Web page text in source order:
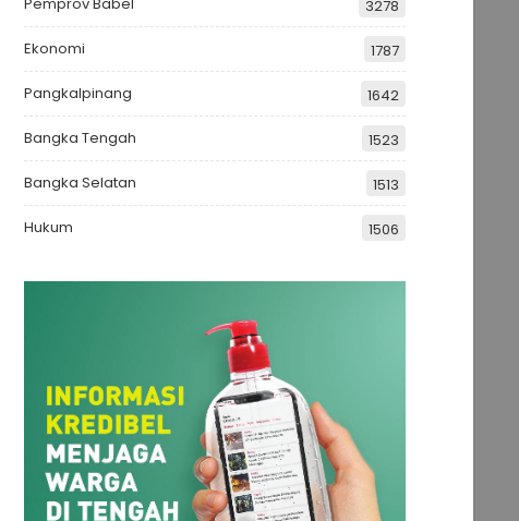
3278
Ekonomi 1787
Pangkalpinang 1642
Bangka Tengah 1523
Bangka Selatan 1513
Hukum 1506